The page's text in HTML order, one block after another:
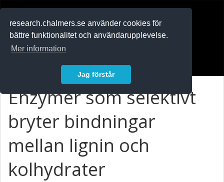
research.chalmers.se använder cookies för
bättre funktionalitet och användarupplevelse.
Mer information
Jag förstår
Enzymer som selektivt
bryter bindningar
mellan lignin och
kolhydrater